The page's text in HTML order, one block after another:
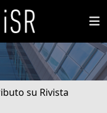
su Rivista